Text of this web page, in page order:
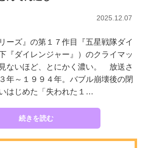
2025.12.07
ーズ』の第１７作目『五星戦隊ダイ
『ダイレンジャー』）のクライマッ
ないほど、とにかく濃い。 放送さ
年～１９９４年。バブル崩壊後の閉
はじめた「失われた１…
続きを読む